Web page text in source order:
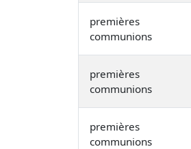
premières
communions
premières
communions
premières
communions